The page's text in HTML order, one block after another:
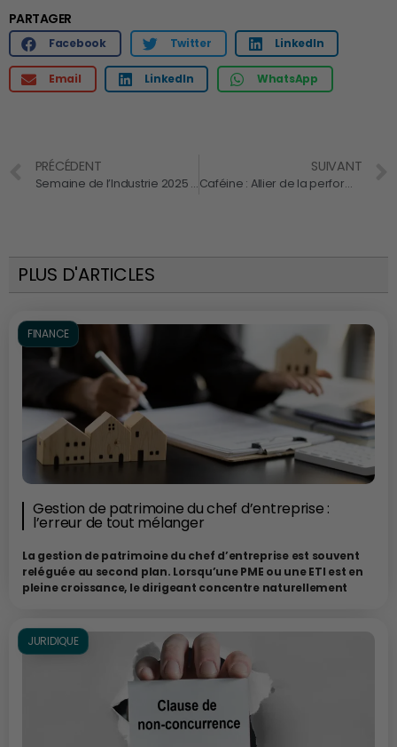
PARTAGER
Facebook Twitter LinkedIn
Email LinkedIn WhatsApp
PRÉCÉDENT
Semaine de l’Industrie 2025 de Bpifrance du 17 au 23 novembre
SUIVANT
Caféine : Allier de la performance ou ennemi silencieux des entrepreneurs ?
PLUS D'ARTICLES
FINANCE
Gestion de patrimoine du chef d’entreprise :
l’erreur de tout mélanger
La gestion de patrimoine du chef d’entreprise est souvent
reléguée au second plan. Lorsqu’une PME ou une ETI est en
pleine croissance, le dirigeant concentre naturellement
confusion s’installe fréquemment entre patrimoine
personnel et patrimoine professionnel. Cette frontière, que
beaucoup considèrent comme secondaire, est en réalité
essentielle. Bien distinguer ces deux patrimoines ne
consiste pas seulement à mieux protéger ses intérêts : c’est
aussi se donner davantage de liberté pour préparer l’avenir,
anticiper les imprévus et faire les bons choix au moment où
JURIDIQUE